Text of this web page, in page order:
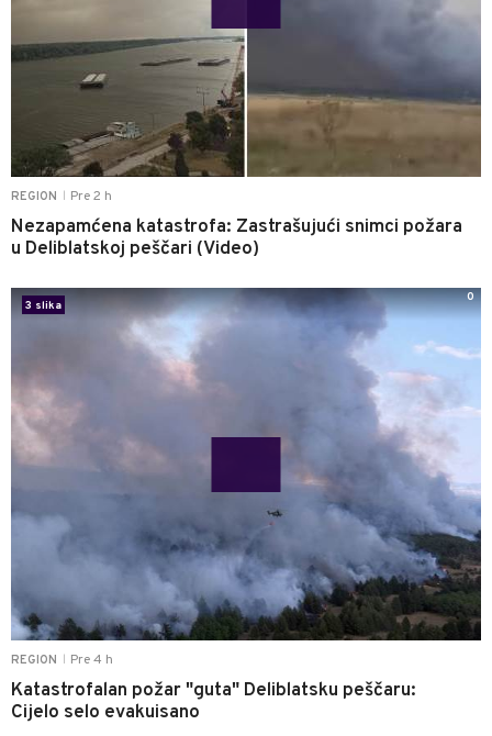
REGION Pre 2 h
Nezapamćena katastrofa: Zastrašujući snimci požara
u Deliblatskoj peščari (Video)
REGION Pre 4 h
Katastrofalan požar "guta" Deliblatsku peščaru:
Cijelo selo evakuisano
3 slika
0